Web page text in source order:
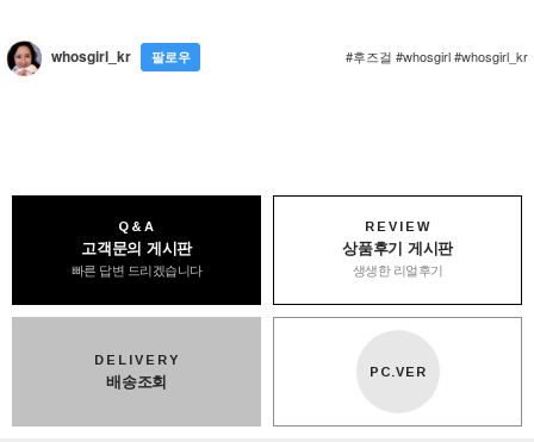
whosgirl_kr 팔로우 #후즈걸 #whosgirl #whosgirl_kr
Q&A
고객문의 게시판
빠른 답변 드리겠습니다
REVIEW
상품후기 게시판
생생한 리얼후기
DELIVERY
배송조회 PC.VER